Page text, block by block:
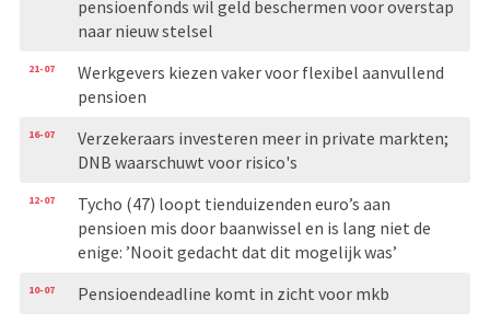
pensioenfonds wil geld beschermen voor overstap
naar nieuw stelsel
21-07
Werkgevers kiezen vaker voor flexibel aanvullend
pensioen
16-07
Verzekeraars investeren meer in private markten;
DNB waarschuwt voor risico's
12-07
Tycho (47) loopt tienduizenden euro’s aan
pensioen mis door baanwissel en is lang niet de
enige: ’Nooit gedacht dat dit mogelijk was’
10-07 Pensioendeadline komt in zicht voor mkb